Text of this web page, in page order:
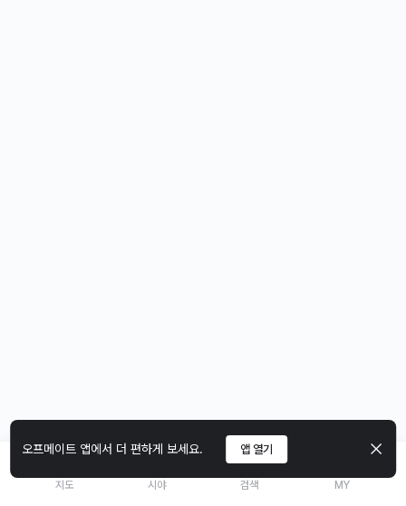
오프메이트 앱에서 더 편하게 보세요. 앱 열기
지도 시야 검색 MY